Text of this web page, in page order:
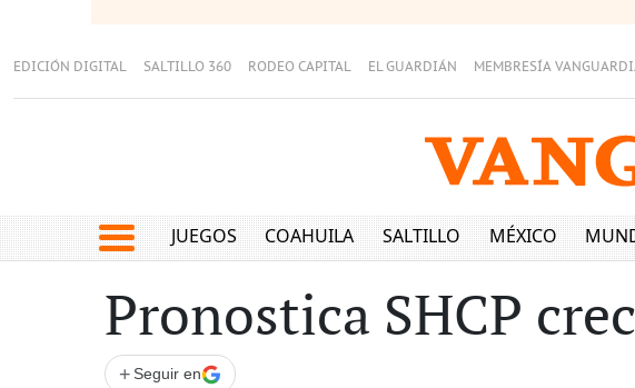
EDICIÓN DIGITAL SALTILLO 360 RODEO CAPITAL EL GUARDIÁN MEMBRESÍA
JUEGOS COAHUILA SALTILLO MÉXICO
Pronostica SHCP
+ Seguir en